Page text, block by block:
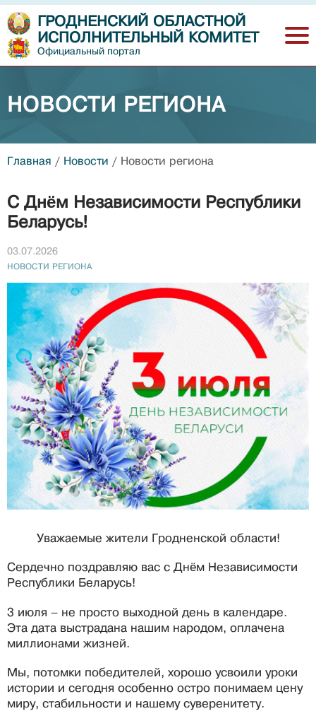
ГРОДНЕНСКИЙ ОБЛАСТНОЙ
ИСПОЛНИТЕЛЬНЫЙ КОМИТЕТ
Официальный портал
НОВОСТИ РЕГИОНА
Главная / Новости / Новости региона
С Днём Независимости Республики
Беларусь!
03.07.2026
НОВОСТИ РЕГИОНА
Уважаемые жители Гродненской области!
Сердечно поздравляю вас с Днём Независимости
Республики Беларусь!
3 июля – не просто выходной день в календаре.
Эта дата выстрадана нашим народом, оплачена
миллионами жизней.
Мы, потомки победителей, хорошо усвоили уроки
истории и сегодня особенно остро понимаем цену
миру, стабильности и нашему суверенитету.